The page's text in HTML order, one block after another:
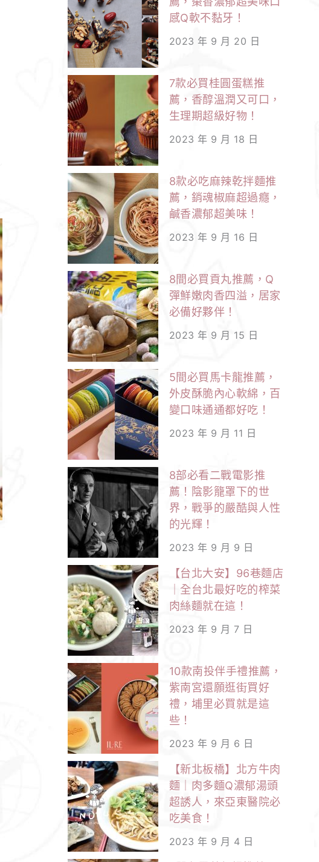
感Q軟不黏牙！
2023 年 9 月 20 日
7款必買桂圓蛋糕推
薦，香醇溫潤又可口，
生理期超級好物！
2023 年 9 月 18 日
8款必吃麻辣乾拌麵推
薦，銷魂椒麻超過癮，
鹹香濃郁超美味！
2023 年 9 月 16 日
8間必買貢丸推薦，Q
彈鮮嫩肉香四溢，居家
必備好夥伴！
2023 年 9 月 15 日
5間必買馬卡龍推薦，
外皮酥脆內心軟綿，百
變口味通通都好吃！
2023 年 9 月 11 日
8部必看二戰電影推
薦！陰影籠罩下的世
界，戰爭的嚴酷與人性
的光輝！
2023 年 9 月 9 日
【台北大安】96巷麵店
｜全台北最好吃的榨菜
肉絲麵就在這！
2023 年 9 月 7 日
10款南投伴手禮推薦，
紫南宮還願逛街買好
禮，埔里必買就是這
些！
2023 年 9 月 6 日
【新北板橋】北方牛肉
麵｜肉多麵Q濃郁湯頭
超誘人，來亞東醫院必
吃美食！
2023 年 9 月 4 日